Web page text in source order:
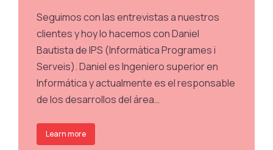
Seguimos con las entrevistas a nuestros
clientes y hoy lo hacemos con Daniel
Bautista de IPS (Informàtica Programes i
Serveis). Daniel es Ingeniero superior en
Informática y actualmente es el responsable
de los desarrollos del área…
Learn more